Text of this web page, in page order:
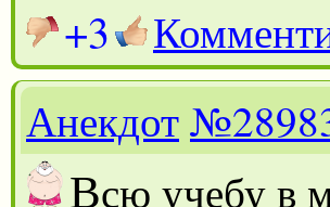
+3
Анекдот
Всю учебу в